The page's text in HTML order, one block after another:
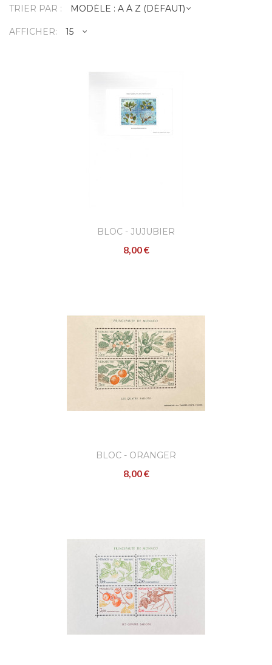
TRIER PAR :
AFFICHER:
8,00 €
Bloc "L'Oranger" - Les quatre saisons - de
1991..
AJOUTER
Bloc - Plaqueminier
de 1981..
Encart souvenir
MARSUPILAMI
8,00 €
BLOC - JUJUBIER
8,00 €
BLOC - ORANGER
8,00 €